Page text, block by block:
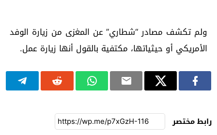
ولم تكشف مصادر “شطاري” عن المغزى من زيارة الوفد
الأمريكي أو حيثياتها، مكتفية بالقول أنها زيارة عمل.
رابط مختصر